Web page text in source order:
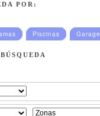
POR:
Piscinas Garage